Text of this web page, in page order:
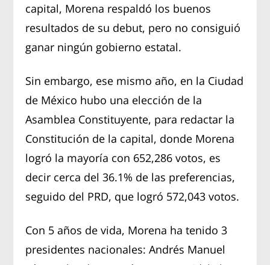
capital, Morena respaldó los buenos
resultados de su debut, pero no consiguió
ganar ningún gobierno estatal.
Sin embargo, ese mismo año, en la Ciudad
de México hubo una elección de la
Asamblea Constituyente, para redactar la
Constitución de la capital, donde Morena
logró la mayoría con 652,286 votos, es
decir cerca del 36.1% de las preferencias,
seguido del PRD, que logró 572,043 votos.
Con 5 años de vida, Morena ha tenido 3
presidentes nacionales: Andrés Manuel